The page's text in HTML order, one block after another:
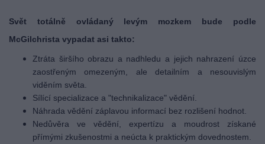
Svět totálně ovládaný levým mozkem bude podle
McGilchrista vypadat asi takto:
Ztráta širšího obrazu a nadhledu a jejich nahrazení úzce
zaostřeným omezeným, ale detailním a nesouvislým
viděním světa.
Sílící specializace a "technikalizace" vědění.
Náhrada vědění záplavou informací bez rozlišení hodnot.
Nedůvěra ve vědění, expertízu a moudrost získané
přímými zkušenostmi a neúcta k praktickým dovednostem.